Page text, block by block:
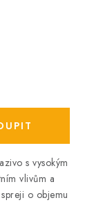
s vysokým
vlivům a
o objemu